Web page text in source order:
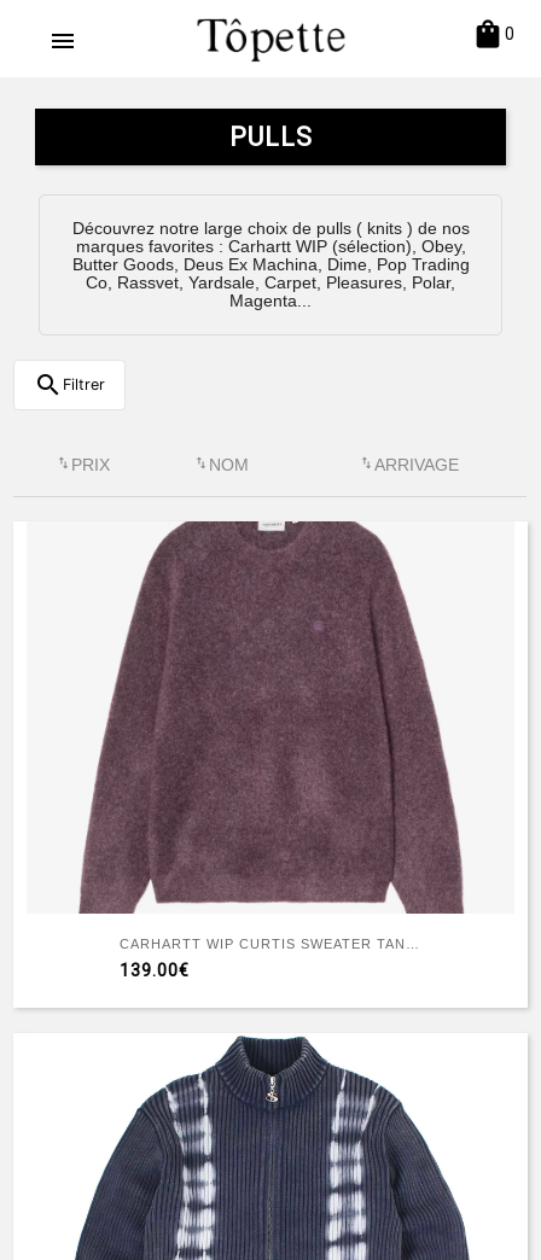
menu shopping_bag 0
PULLS
Découvrez notre large choix de pulls ( knits ) de nos
marques favorites : Carhartt WIP (sélection), Obey,
Butter Goods, Deus Ex Machina, Dime, Pop Trading
Co, Rassvet, Yardsale, Carpet, Pleasures, Polar,
Magenta...
search Filtrer
swap_vert PRIX swap_vert NOM swap_vert ARRIVAGE
139.00€